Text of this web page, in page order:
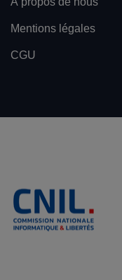
Mentions légales
CGU